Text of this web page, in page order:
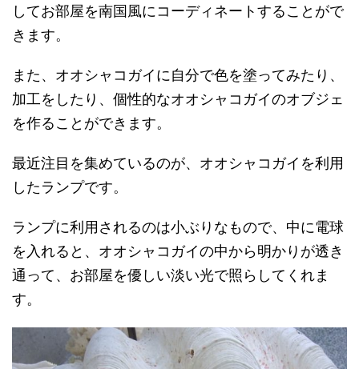
してお部屋を南国風にコーディネートすることがで
きます。
また、オオシャコガイに自分で色を塗ってみたり、
加工をしたり、個性的なオオシャコガイのオブジェ
を作ることができます。
最近注目を集めているのが、オオシャコガイを利用
したランプです。
ランプに利用されるのは小ぶりなもので、中に電球
を入れると、オオシャコガイの中から明かりが透き
通って、お部屋を優しい淡い光で照らしてくれま
す。